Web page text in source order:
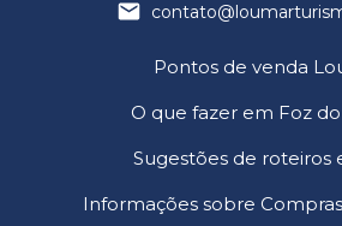
Pontos de venda
O que fazer em Foz
Sugestões de roteiros
Informações sobre